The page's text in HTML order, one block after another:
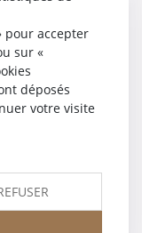
: attention à la
MP sont enfin
pour accepter
sur «
déposés
votre visite